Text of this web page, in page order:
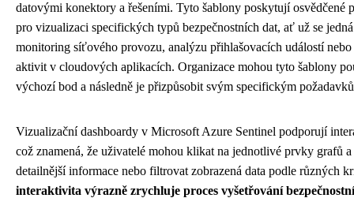
datovými konektory a řešeními. Tyto šablony poskytují osvědčené
pro vizualizaci specifických typů bezpečnostních dat, ať už se
monitoring síťového provozu, analýzu přihlašovacích událostí nebo
aktivit v cloudových aplikacích. Organizace mohou tyto šablony
výchozí bod a následně je přizpůsobit svým specifickým
Vizualizační dashboardy v Microsoft Azure Sentinel podporují
což znamená, že uživatelé mohou klikat na jednotlivé prvky grafů
detailnější informace nebo filtrovat zobrazená data podle různých
interaktivita výrazně zrychluje proces vyšetřování